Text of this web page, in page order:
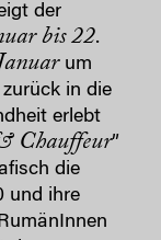
der
bis 22.
um
in die
erlebt
Chauffeur”
die
und ihre